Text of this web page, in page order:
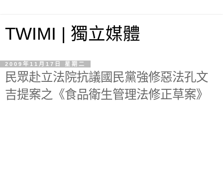
TWIMI | 獨立媒體
2009年11月17日 星期二
民眾赴立法院抗議國民黨強修惡法孔文
吉提案之《食品衛生管理法修正草案》